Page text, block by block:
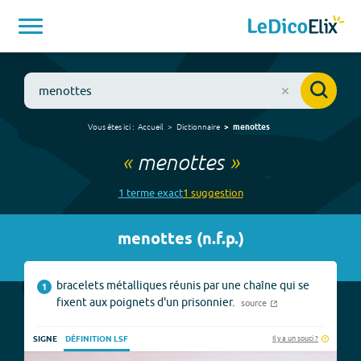
Vous êtes ici : Accueil Dictionnaire menottes
« menottes»
1 termeexact1 suggestion
menottes (n.f.p.)
1
bracelets métalliques réunis par une chaîne qui se
fixent aux poignets d'un prisonnier.
source
SIGNE DÉFINITION LSF Il y a un souci ?